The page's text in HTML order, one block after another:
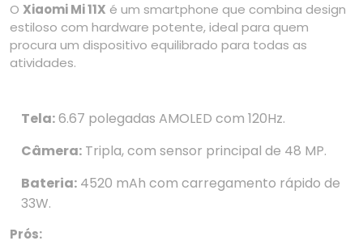
O Xiaomi Mi 11X é um smartphone que combina design
estiloso com hardware potente, ideal para quem
procura um dispositivo equilibrado para todas as
atividades.
Tela:6.67 polegadas AMOLED com 120Hz.
Câmera: Tripla, com sensor principal de 48 MP.
Bateria: 4520 mAh com carregamento rápido de
33W.
Prós: